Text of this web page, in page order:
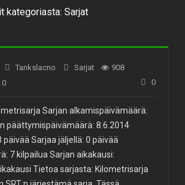
kategoriasta: Sarjat
Tankslacno Sarjat
908
0 0
Sarjan alkamispäivämäärä:
päättymispäivämäärä: 8.6.2014
päivää Sarjaa jäljellä: 0 päivää
7 kilpailua Sarjan aikakausi:
Tietoa sarjasta: Kilometrisarja